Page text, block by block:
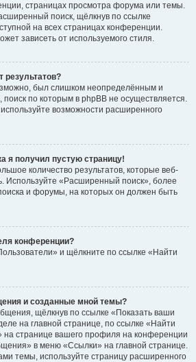
страницах просмотра форума или темы.
поиск, щёлкнув по ссылке
на всех страницах конференции.
зависеть от используемого стиля.
результатов?
был слишком неопределённым и
по которым в phpBB не осуществляется.
возможности расширенного
я получил пустую страницу!
количество результатов, которые веб-
Используйте «Расширенный поиск», более
и форумы, на которых он должен быть
конференции?
и щёлкните по ссылке «Найти
и созданные мной темы?
щёлкнув по ссылке «Показать ваши
на главной странице, по ссылке «Найти
на странице вашего профиля на конференции
в меню «Ссылки» на главной странице.
темы, используйте страницу расширенного